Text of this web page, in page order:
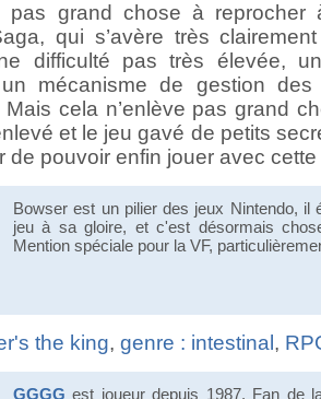
pas grand chose à reprocher
qui s’avère très
difficulté pas très élevée,
mécanisme de gestion
cela n’enlève pas grand
et le jeu gavé de petits
de pouvoir enfin jouer avec
Bowser est un pilier des jeux Nintendo, il
jeu à sa gloire, et c'est désormais
Mention spéciale pour la VF,
the king, genre : intestinal ,
GGGG est joueur depuis 1987. Fan de